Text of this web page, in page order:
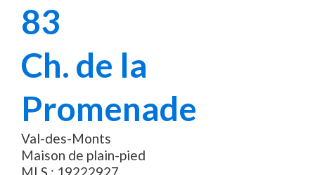
83
Ch. de la
Promenade
Val-des-Monts
Maison de plain-pied
MLS : 19222927